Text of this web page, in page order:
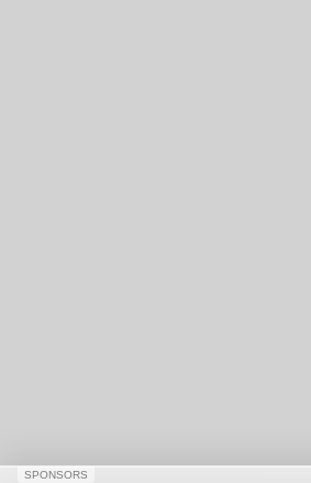
SPONSORS